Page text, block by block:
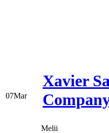
07Mar
Xavier
Melii